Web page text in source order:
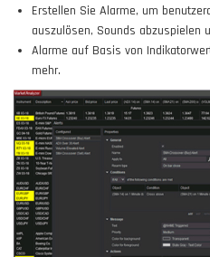
Erstellen Sie Alarme, um
auszulösen, Sounds abzuspielen
Alarme auf Basis von
mehr.